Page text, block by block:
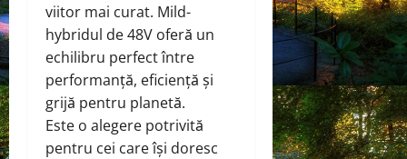
viitor mai curat. Mild-
hybridul de 48V oferă un
echilibru perfect între
performanță, eficiență și
grijă pentru planetă.
Este o alegere potrivită
pentru cei care își doresc